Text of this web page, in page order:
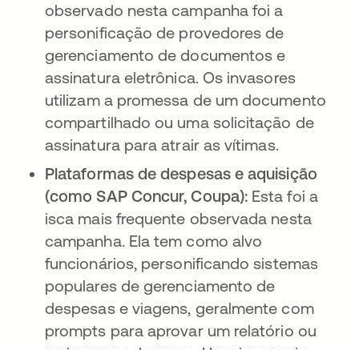
observado nesta campanha foi a
personificação de provedores de
gerenciamento de documentos e
assinatura eletrônica. Os invasores
utilizam a promessa de um documento
compartilhado ou uma solicitação de
assinatura para atrair as vítimas.
Plataformas de despesas e aquisição
(como SAP Concur, Coupa): Esta foi a
isca mais frequente observada nesta
campanha. Ela tem como alvo
funcionários, personificando sistemas
populares de gerenciamento de
despesas e viagens, geralmente com
prompts para aprovar um relatório ou